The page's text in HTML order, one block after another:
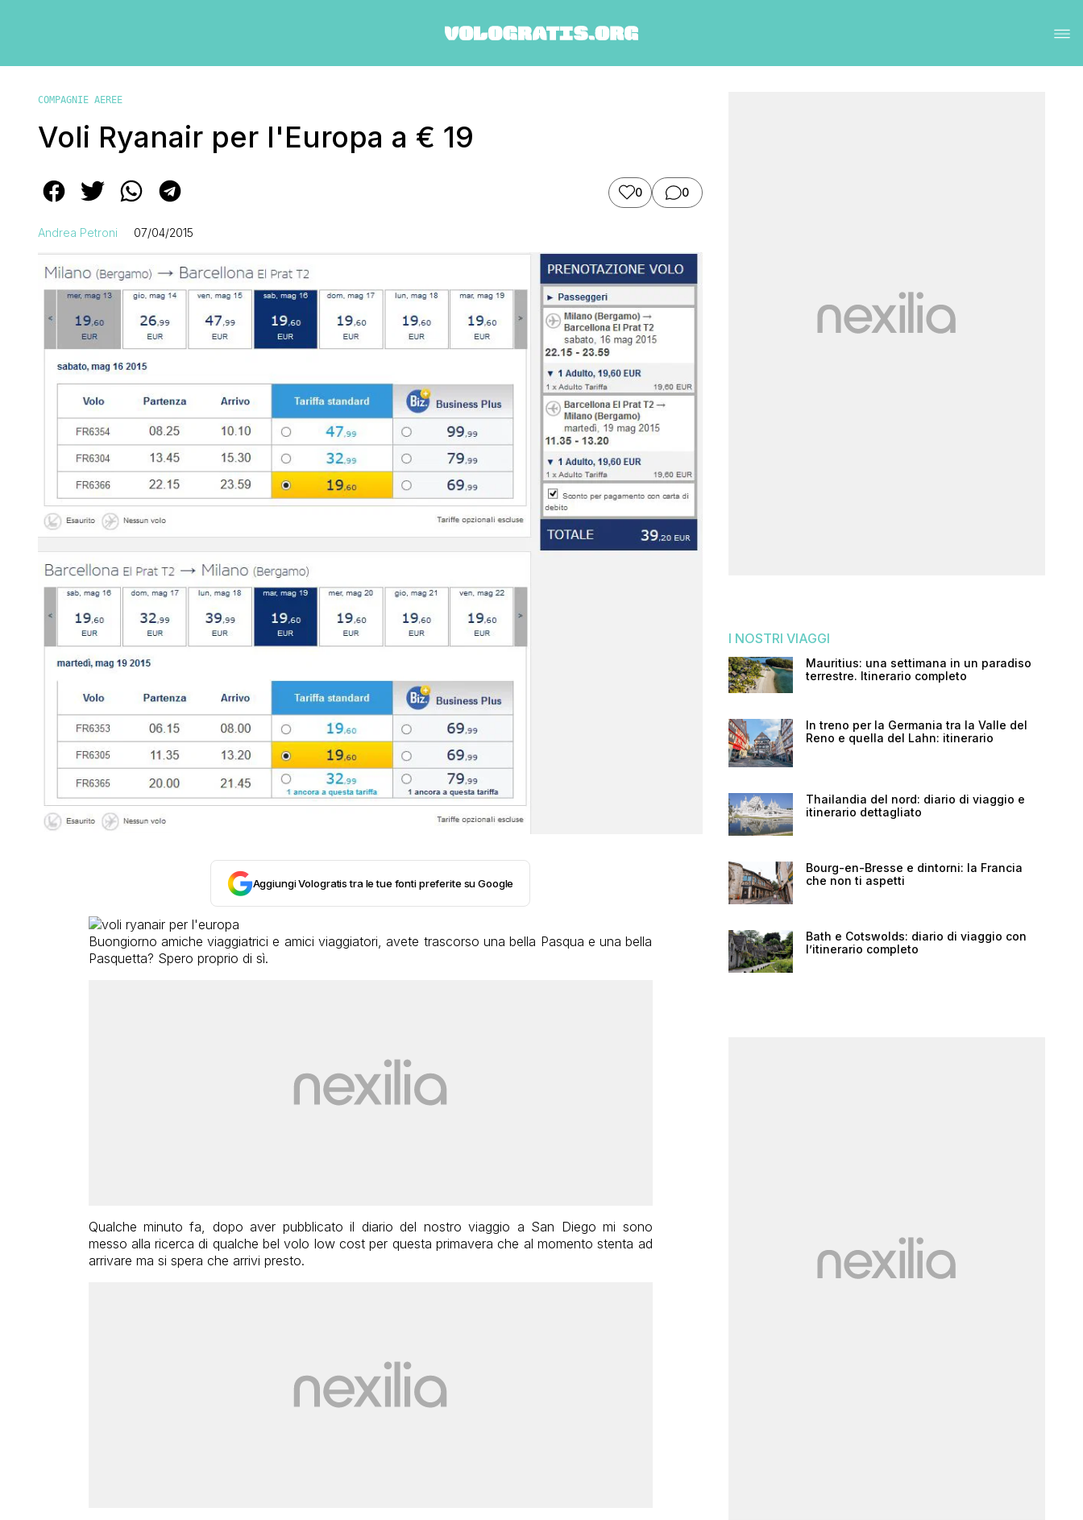
COMPAGNIE AEREE
Voli Ryanair per l'Europa a € 19
0 0
Andrea Petroni 07/04/2015
Aggiungi Vologratis tra le tue fonti preferite su Google
Buongiorno amiche viaggiatrici e amici viaggiatori, avete trascorso una bella Pasqua e una bella
Pasquetta? Spero proprio di sì.
Qualche minuto fa, dopo aver pubblicato il diario del nostro viaggio a San Diego mi sono
messo alla ricerca di qualche bel volo low cost per questa primavera che al momento stenta ad
arrivare ma si spera che arrivi presto.
I NOSTRI VIAGGI
Mauritius: una settimana in un paradiso
terrestre. Itinerario completo
In treno per la Germania tra la Valle del
Reno e quella del Lahn: itinerario
Thailandia del nord: diario di viaggio e
itinerario dettagliato
Bourg-en-Bresse e dintorni: la Francia
che non ti aspetti
Bath e Cotswolds: diario di viaggio con
l’itinerario completo